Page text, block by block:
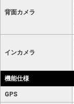
背面カメラ
インカメラ
機能仕様
GPS